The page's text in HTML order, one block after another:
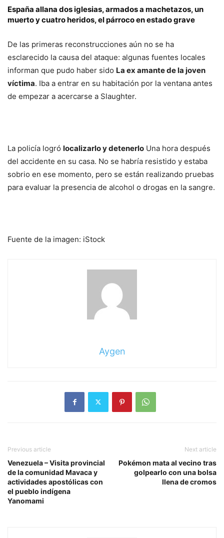
España allana dos iglesias, armados a machetazos, un
muerto y cuatro heridos, el párroco en estado grave
De las primeras reconstrucciones aún no se ha
esclarecido la causa del ataque: algunas fuentes locales
informan que pudo haber sido La ex amante de la joven
víctima. Iba a entrar en su habitación por la ventana antes
de empezar a acercarse a Slaughter.
La policía logró localizarlo y detenerlo Una hora después
del accidente en su casa. No se habría resistido y estaba
sobrio en ese momento, pero se están realizando pruebas
para evaluar la presencia de alcohol o drogas en la sangre.
Fuente de la imagen: iStock
Aygen
Previous article
Venezuela – Visita provincial
de la comunidad Mavaca y
actividades apostólicas con
el pueblo indígena
Yanomami
Next article
Pokémon mata al vecino tras
golpearlo con una bolsa
llena de cromos